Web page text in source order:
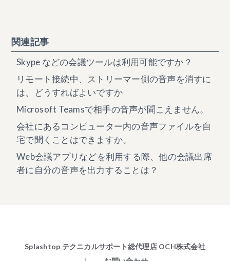
関連記事
Skype などの会議ツールは利用可能ですか？
リモート接続中、ストリーマー側の音声を消すに
は、どうすればよいですか
Microsoft Teamsで相手の音声が聞こえません。
会社にあるコンピューター内の音声ファイルを自
宅で聞くことはできますか。
Web会議アプリなどを利用する際、他の会議出席
者に自分の音声を出力することは？
Splashtop テクニカルサポート総代理店 OCH株式会社